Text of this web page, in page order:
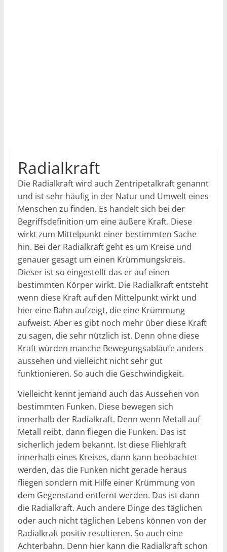
Radialkraft
Die Radialkraft wird auch Zentripetalkraft genannt
und ist sehr häufig in der Natur und Umwelt eines
Menschen zu finden. Es handelt sich bei der
Begriffsdefinition um eine äußere Kraft. Diese
wirkt zum Mittelpunkt einer bestimmten Sache
hin. Bei der Radialkraft geht es um Kreise und
genauer gesagt um einen Krümmungskreis.
Dieser ist so eingestellt das er auf einen
bestimmten Körper wirkt. Die Radialkraft entsteht
wenn diese Kraft auf den Mittelpunkt wirkt und
hier eine Bahn aufzeigt, die eine Krümmung
aufweist. Aber es gibt noch mehr über diese Kraft
zu sagen, die sehr nützlich ist. Denn ohne diese
Kraft würden manche Bewegungsabläufe anders
aussehen und vielleicht nicht sehr gut
funktionieren. So auch die Geschwindigkeit.
Vielleicht kennt jemand auch das Aussehen von
bestimmten Funken. Diese bewegen sich
innerhalb der Radialkraft. Denn wenn Metall auf
Metall reibt, dann fliegen die Funken. Das ist
sicherlich jedem bekannt. Ist diese Fliehkraft
innerhalb eines Kreises, dann kann beobachtet
werden, das die Funken nicht gerade heraus
fliegen sondern mit Hilfe einer Krümmung von
dem Gegenstand entfernt werden. Das ist dann
die Radialkraft. Auch andere Dinge des täglichen
oder auch nicht täglichen Lebens können von der
Radialkraft positiv resultieren. So auch eine
Achterbahn. Denn hier kann die Radialkraft schon